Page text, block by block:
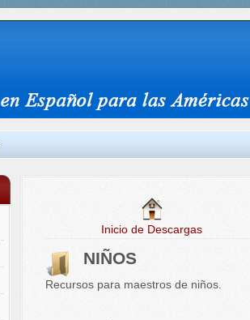
Inicio de Descargas
NIÑOS
Recursos para maestros de niños.